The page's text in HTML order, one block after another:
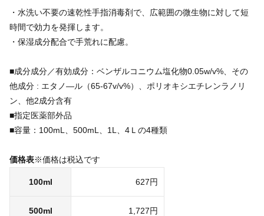
・水洗い不要の速乾性手指消毒剤で、広範囲の微生物に対して短
時間で効力を発揮します。
・保湿成分配合で手荒れに配慮。
■成分成分／有効成分：ベンザルコニウム塩化物0.05w/v%、その
他成分 : エタノ―ル（65-67v/v%）、ポリオキシエチレンラノリ
ン、他2成分含有
■指定医薬部外品
■容量：100mL、500mL、1L、4Ｌの4種類
価格表※価格は税込です
100ml 627円
500ml 1,727円